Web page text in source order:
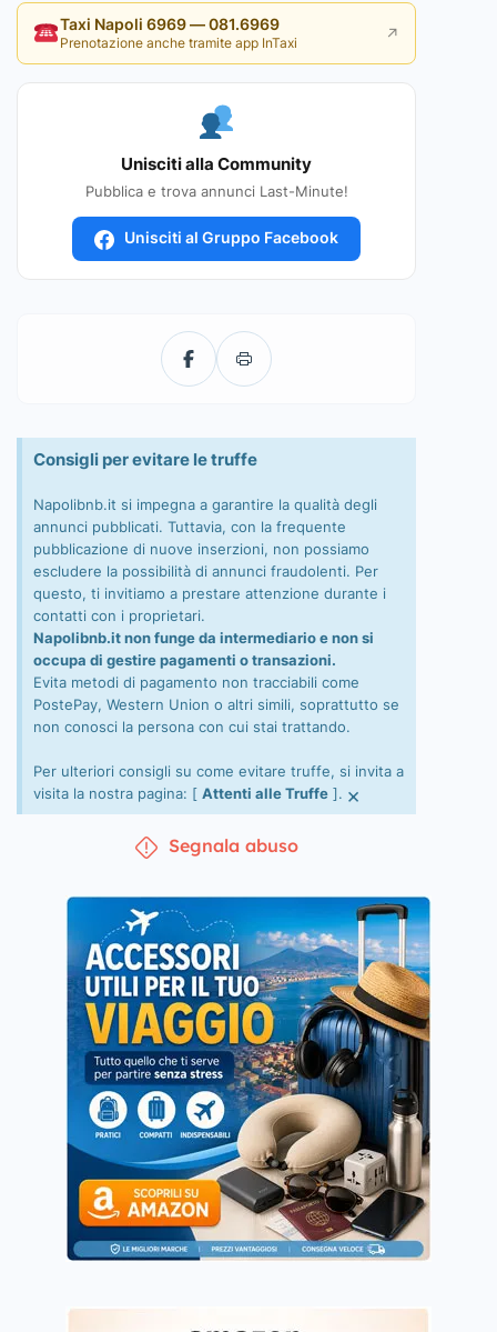
Taxi Napoli 6969 — 081.6969
Prenotazione anche tramite app InTaxi ↗
Unisciti alla Community
Pubblica e trova annunci Last-Minute!
Unisciti al Gruppo Facebook
Consigli per evitare le truffe
Napolibnb.it si impegna a garantire la qualità degli
annunci pubblicati. Tuttavia, con la frequente
pubblicazione di nuove inserzioni, non possiamo
escludere la possibilità di annunci fraudolenti. Per
questo, ti invitiamo a prestare attenzione durante i
contatti con i proprietari.
Napolibnb.it non funge da intermediario e non si
occupa di gestire pagamenti o transazioni.
Evita metodi di pagamento non tracciabili come
PostePay, Western Union o altri simili, soprattutto se
non conosci la persona con cui stai trattando.
Per ulteriori consigli su come evitare truffe, si invita a
visita la nostra pagina: [ Attenti alle Truffe ]. ×
Segnala abuso